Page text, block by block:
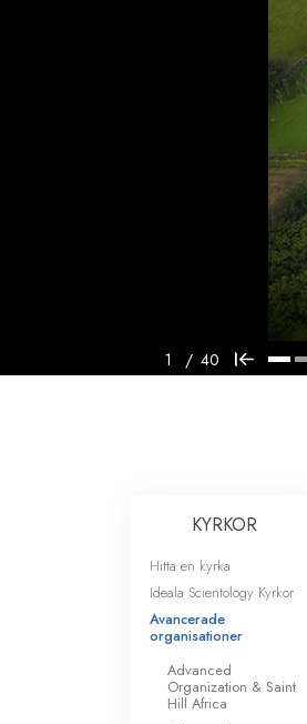
1 / 40
KYRKOR
Hitta en kyrka
Ideala Scientology Kyrkor
Avancerade
organisationer
Advanced
Organization & Saint
Hill Africa